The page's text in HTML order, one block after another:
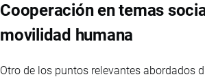
Cooperación en temas
movilidad humana
Otro de los puntos relevantes abordados